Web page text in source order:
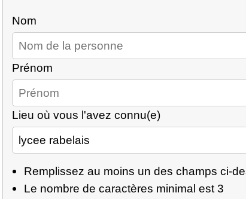
Nom
Prénom
Lieu où vous l'avez connu(e)
Remplissez au moins un des champs ci-
Le nombre de caractères minimal est 3